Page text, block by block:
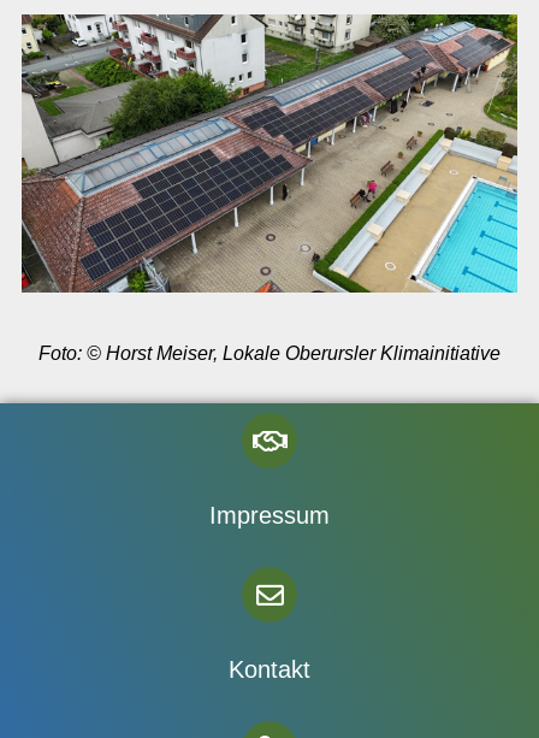
Foto: © Horst Meiser, Lokale Oberursler Klimainitiative
Impressum
Kontakt